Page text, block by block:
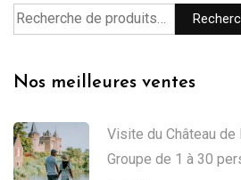
Nos meilleures ventes
Visite du Château
Groupe de 1 à 30